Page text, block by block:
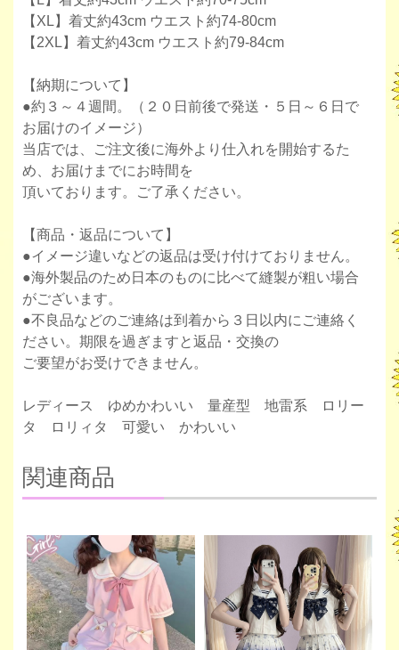
【XL】着丈約43cm ウエスト約74-80cm
【2XL】着丈約43cm ウエスト約79-84cm
【納期について】
●約３～４週間。（２０日前後で発送・５日～６日で
お届けのイメージ）
当店では、ご注文後に海外より仕入れを開始するた
め、お届けまでにお時間を
頂いております。ご了承ください。
【商品・返品について】
●イメージ違いなどの返品は受け付けておりません。
●海外製品のため日本のものに比べて縫製が粗い場合
がございます。
●不良品などのご連絡は到着から３日以内にご連絡く
ださい。期限を過ぎますと返品・交換の
ご要望がお受けできません。
レディース ゆめかわいい 量産型 地雷系 ロリー
タ ロリィタ 可愛い かわいい
関連商品